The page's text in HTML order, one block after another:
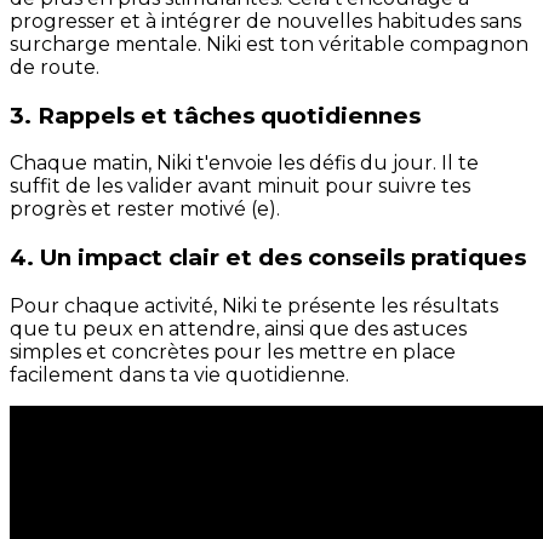
progresser et à intégrer de nouvelles habitudes sans
surcharge mentale. Niki est ton véritable compagnon
de route.
3. Rappels et tâches quotidiennes
Chaque matin, Niki t'envoie les défis du jour. Il te
suffit de les valider avant minuit pour suivre tes
progrès et rester motivé (e).
4. Un impact clair et des conseils pratiques
Pour chaque activité, Niki te présente les résultats
que tu peux en attendre, ainsi que des astuces
simples et concrètes pour les mettre en place
facilement dans ta vie quotidienne.